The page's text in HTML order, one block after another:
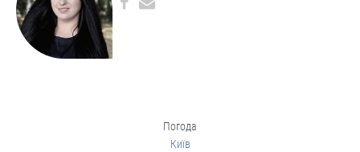
Погода
Київ